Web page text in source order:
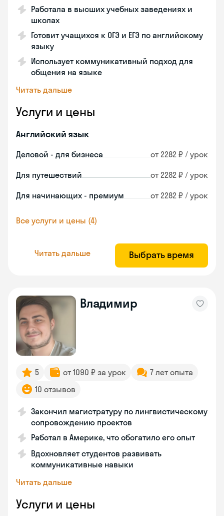
Работала в высших учебных заведениях и
школах
Готовит учащихся к ОГЭ и ЕГЭ по английскому
языку
Использует коммуникативный подход для
общения на языке
Читать дальше
Услуги и цены
Английский язык
Деловой - для бизнеса от 2282 ₽ / урок
Для путешествий от 2282 ₽ / урок
Для начинающих - премиум от 2282 ₽ / урок
Все услуги и цены (4)
Читать дальше Выбрать время
Владимир
5 от 1090 ₽ за урок
7 лет опыта
10 отзывов
Закончил магистратуру по лингвистическому
сопровождению проектов
Работал в Америке, что обогатило его опыт
Вдохновляет студентов развивать
коммуникативные навыки
Читать дальше
Услуги и цены